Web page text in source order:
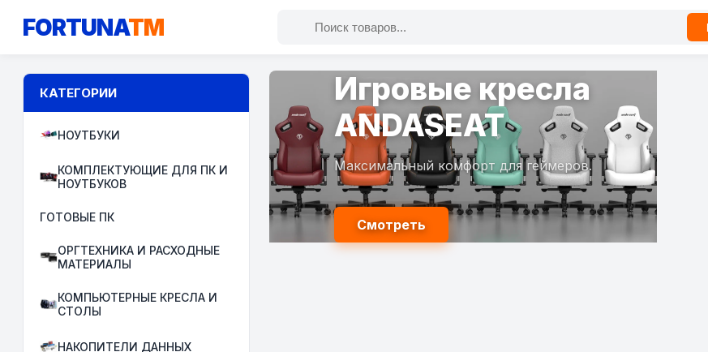
FORTUNATM
КАТЕГОРИИ
НОУТБУКИ
КОМПЛЕКТУЮЩИЕ ДЛЯ ПК И
НОУТБУКОВ
ГОТОВЫЕ ПК
ОРГТЕХНИКА И РАСХОДНЫЕ
МАТЕРИАЛЫ
КОМПЬЮТЕРНЫЕ КРЕСЛА И
СТОЛЫ
НАКОПИТЕЛИ ДАННЫХ
Игровые кресла
ANDASEAT
Максимальный комфорт для геймеров.
Смотреть